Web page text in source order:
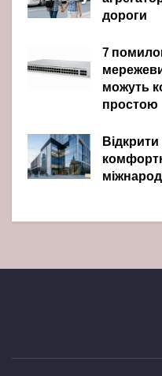
дороги
7
можуть
простою